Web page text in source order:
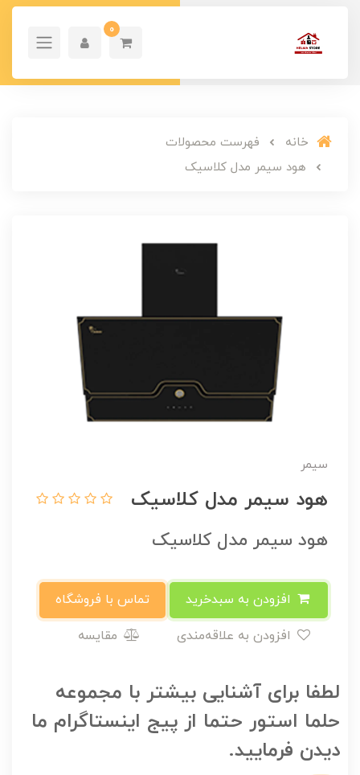
0
خانه
فهرست محصولات
هود سیمر مدل کلاسیک
سیمر
هود سیمر مدل کلاسیک
هود سیمر مدل کلاسیک
تماس با فروشگاه
مقایسه
لطفا برای آشنایی بیشتر با مجموعه
حلما استور حتما از پیج اینستاگرام ما
دیدن فرمایید.